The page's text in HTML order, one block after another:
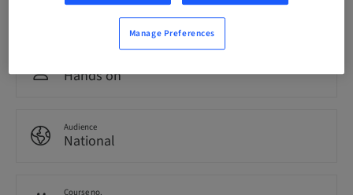
0.00 Points
Hands on
Audience
National
Course no.
Manage Preferences